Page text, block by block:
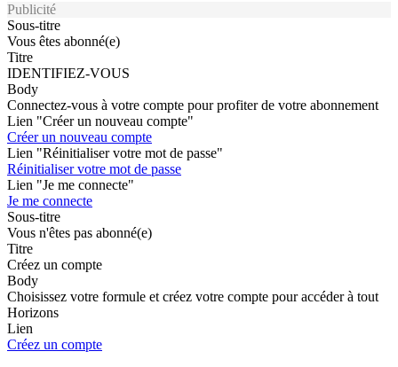
Publicité
Sous-titre
Vous êtes abonné(e)
Titre
IDENTIFIEZ-VOUS
Body
Connectez-vous à votre compte pour profiter de votre abonnement
Lien "Créer un nouveau compte"
Créer un nouveau compte
Lien "Réinitialiser votre mot de passe"
Réinitialiser votre mot de passe
Lien "Je me connecte"
Je me connecte
Sous-titre
Vous n'êtes pas abonné(e)
Titre
Créez un compte
Body
Choisissez votre formule et créez votre compte pour accéder à tout
Horizons
Lien
Créez un compte